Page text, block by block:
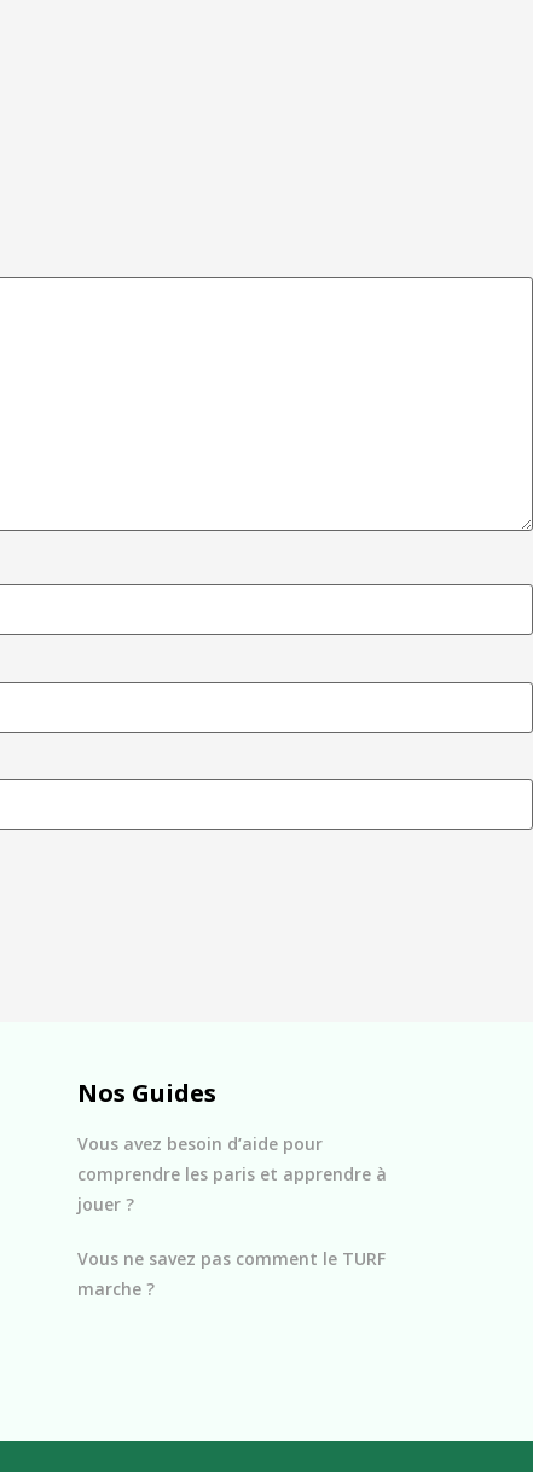
Nos Guides
Vous avez besoin d’aide pour
comprendre les paris et apprendre à
jouer ?
Vous ne savez pas comment le TURF
marche ?